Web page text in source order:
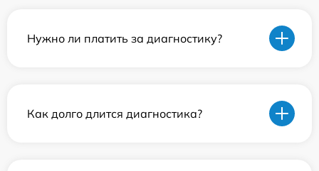
Нужно ли платить за диагностику?
Как долго длится диагностика?